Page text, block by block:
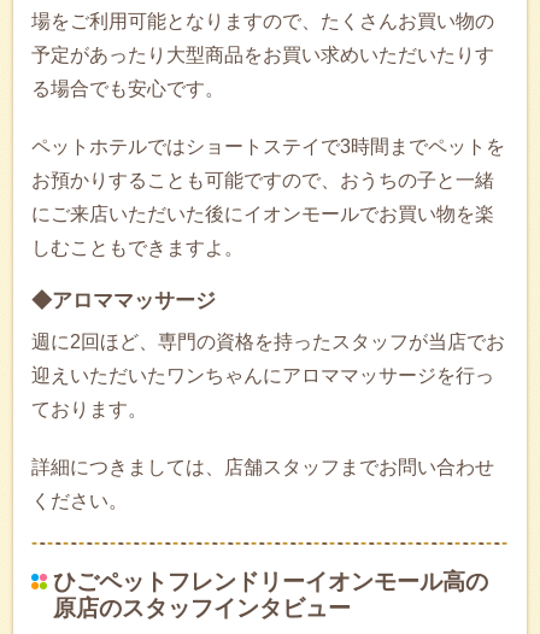
場をご利用可能となりますので、たくさんお買い物の
予定があったり大型商品をお買い求めいただいたりす
る場合でも安心です。
ペットホテルではショートステイで3時間までペットを
お預かりすることも可能ですので、おうちの子と一緒
にご来店いただいた後にイオンモールでお買い物を楽
しむこともできますよ。
◆アロママッサージ
週に2回ほど、専門の資格を持ったスタッフが当店でお
迎えいただいたワンちゃんにアロママッサージを行っ
ております。
詳細につきましては、店舗スタッフまでお問い合わせ
ください。
ひごペットフレンドリーイオンモール高の
原店のスタッフインタビュー